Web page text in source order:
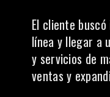
El cliente
línea y llegar a
y servicios de
ventas y